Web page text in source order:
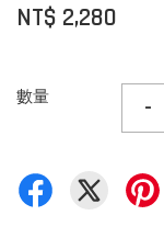
NT$ 2,280
數量 -